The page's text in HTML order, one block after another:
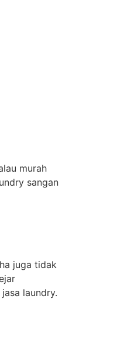
murah
sangan
juga tidak
laundry.